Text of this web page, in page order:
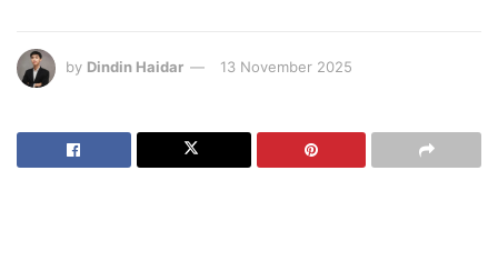
by Dindin Haidar 13 November 2025